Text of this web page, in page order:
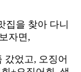
집을 찾아 다니
자면,
갔었고, 오징어